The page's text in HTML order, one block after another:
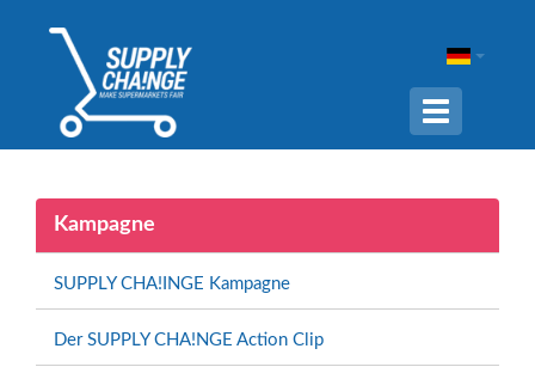
Navigation
ein-/
Kampagne
SUPPLY CHA!INGE Kampagne
Der SUPPLY CHA!NGE Action Clip